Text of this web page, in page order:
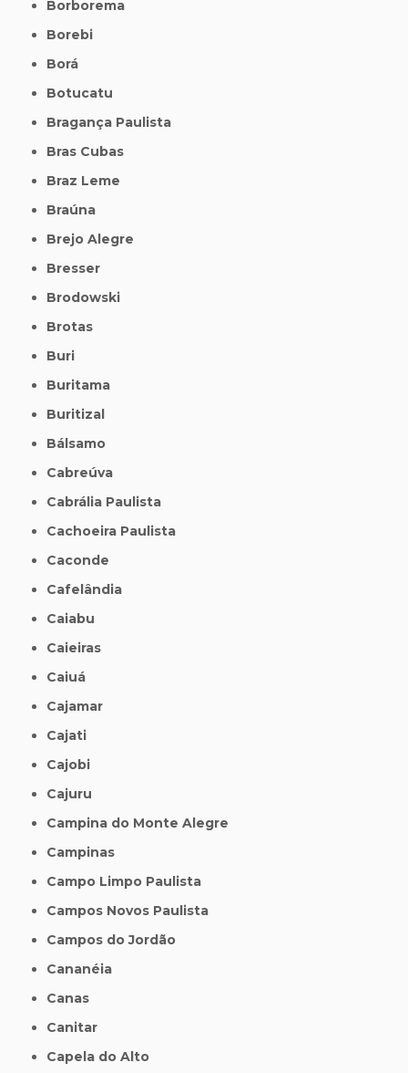
Borborema
Borebi
Borá
Botucatu
Bragança Paulista
Bras Cubas
Braz Leme
Braúna
Brejo Alegre
Bresser
Brodowski
Brotas
Buri
Buritama
Buritizal
Bálsamo
Cabreúva
Cabrália Paulista
Cachoeira Paulista
Caconde
Cafelândia
Caiabu
Caieiras
Caiuá
Cajamar
Cajati
Cajobi
Cajuru
Campina do Monte Alegre
Campinas
Campo Limpo Paulista
Campos Novos Paulista
Campos do Jordão
Cananéia
Canas
Canitar
Capela do Alto